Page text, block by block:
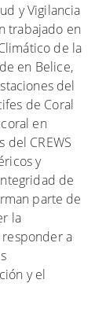
y Vigilancia
trabajado en
de la
en Belice,
del
de Coral
en
del CREWS
y
de
parte de
la
a
y el